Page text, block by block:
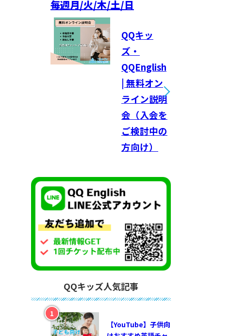
毎週月/火/木/土/日
QQキッ
ズ・
QQEnglish
| 無料オン
ライン説明
会（入会を
ご検討中の
方向け）
QQキッズ人気記事
【YouTube】子供向